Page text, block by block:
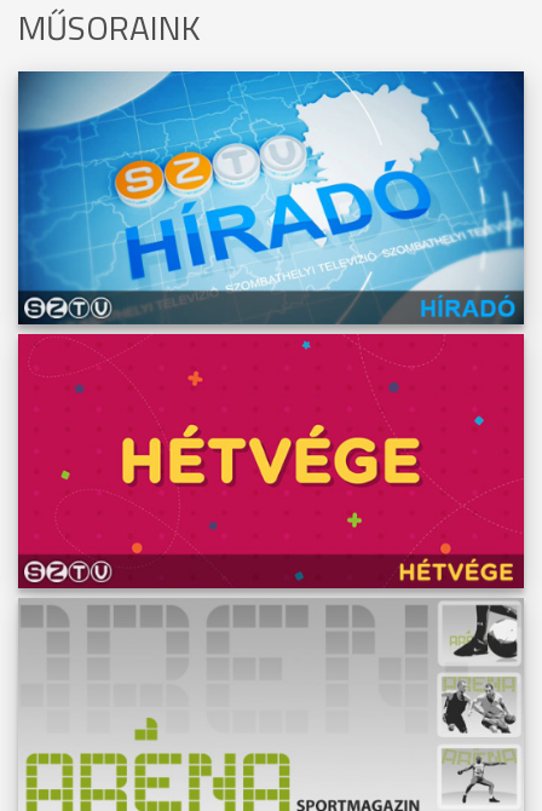
MŰSORAINK